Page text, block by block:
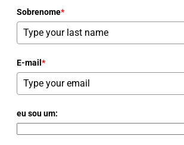
Sobrenome*
E-mail *
eu sou um: